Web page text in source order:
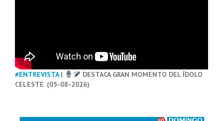
#ENTREVISTA|
DESTACA GRAN MOMENTO DEL ÍDOLO
CELESTE. (05-08-2026)